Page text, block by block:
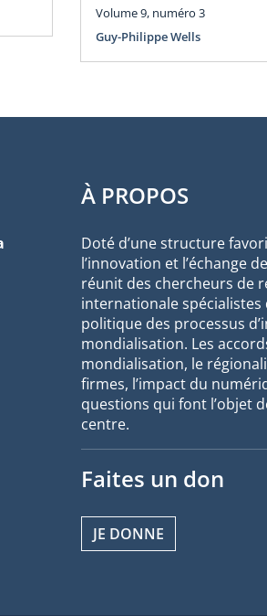
Volume 9, numéro 3
Guy-Philippe Wells
À PROPOS
Doté d’une structure
l’innovation et l’échange
réunit des chercheurs de
internationale spécialistes
politique des processus
mondialisation. Les
mondialisation, le
firmes, l’impact du
questions qui font l’objet
centre.
Faites un don
JE DONNE